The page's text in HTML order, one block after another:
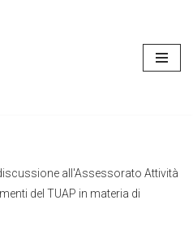
all'Assessorato Attività
del TUAP in materia di